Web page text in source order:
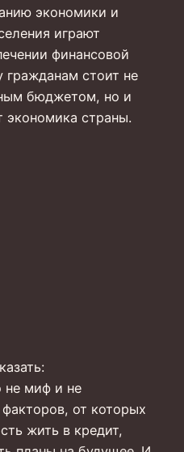
экономики и
играют
финансовой
гражданам стоит не
бюджетом, но и
экономика страны.
не миф и не
от которых
жить в кредит,